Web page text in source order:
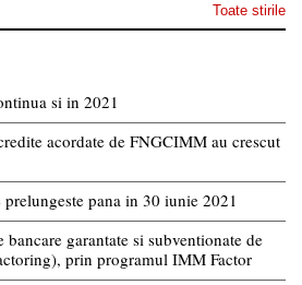
Toate stirile
si in 2021
acordate de FNGCIMM au crescut
pana in 30 iunie 2021
garantate si subventionate de
prin programul IMM Factor